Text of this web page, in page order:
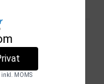
SEK
moms)
produkten
inkl. MOMS